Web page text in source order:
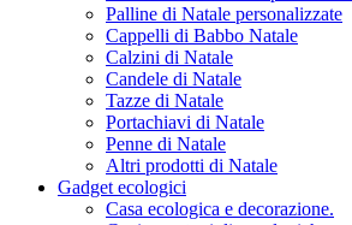
Palline di Natale personalizzate
Cappelli di Babbo Natale
Calzini di Natale
Candele di Natale
Tazze di Natale
Portachiavi di Natale
Penne di Natale
Altri prodotti di Natale
Gadget ecologici
Casa ecologica e decorazione.